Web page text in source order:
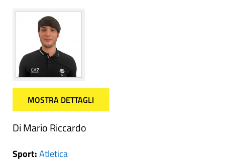
MOSTRA DETTAGLI
Di Mario Riccardo
Sport:Atletica